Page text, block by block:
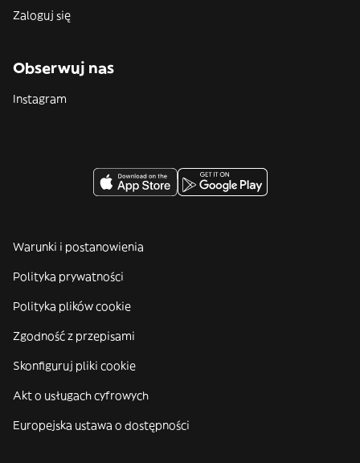
Zaloguj się
Obserwuj nas
Instagram
Warunki i postanowienia
Polityka prywatności
Polityka plików cookie
Zgodność z przepisami
Skonfiguruj pliki cookie
Akt o usługach cyfrowych
Europejska ustawa o dostępności